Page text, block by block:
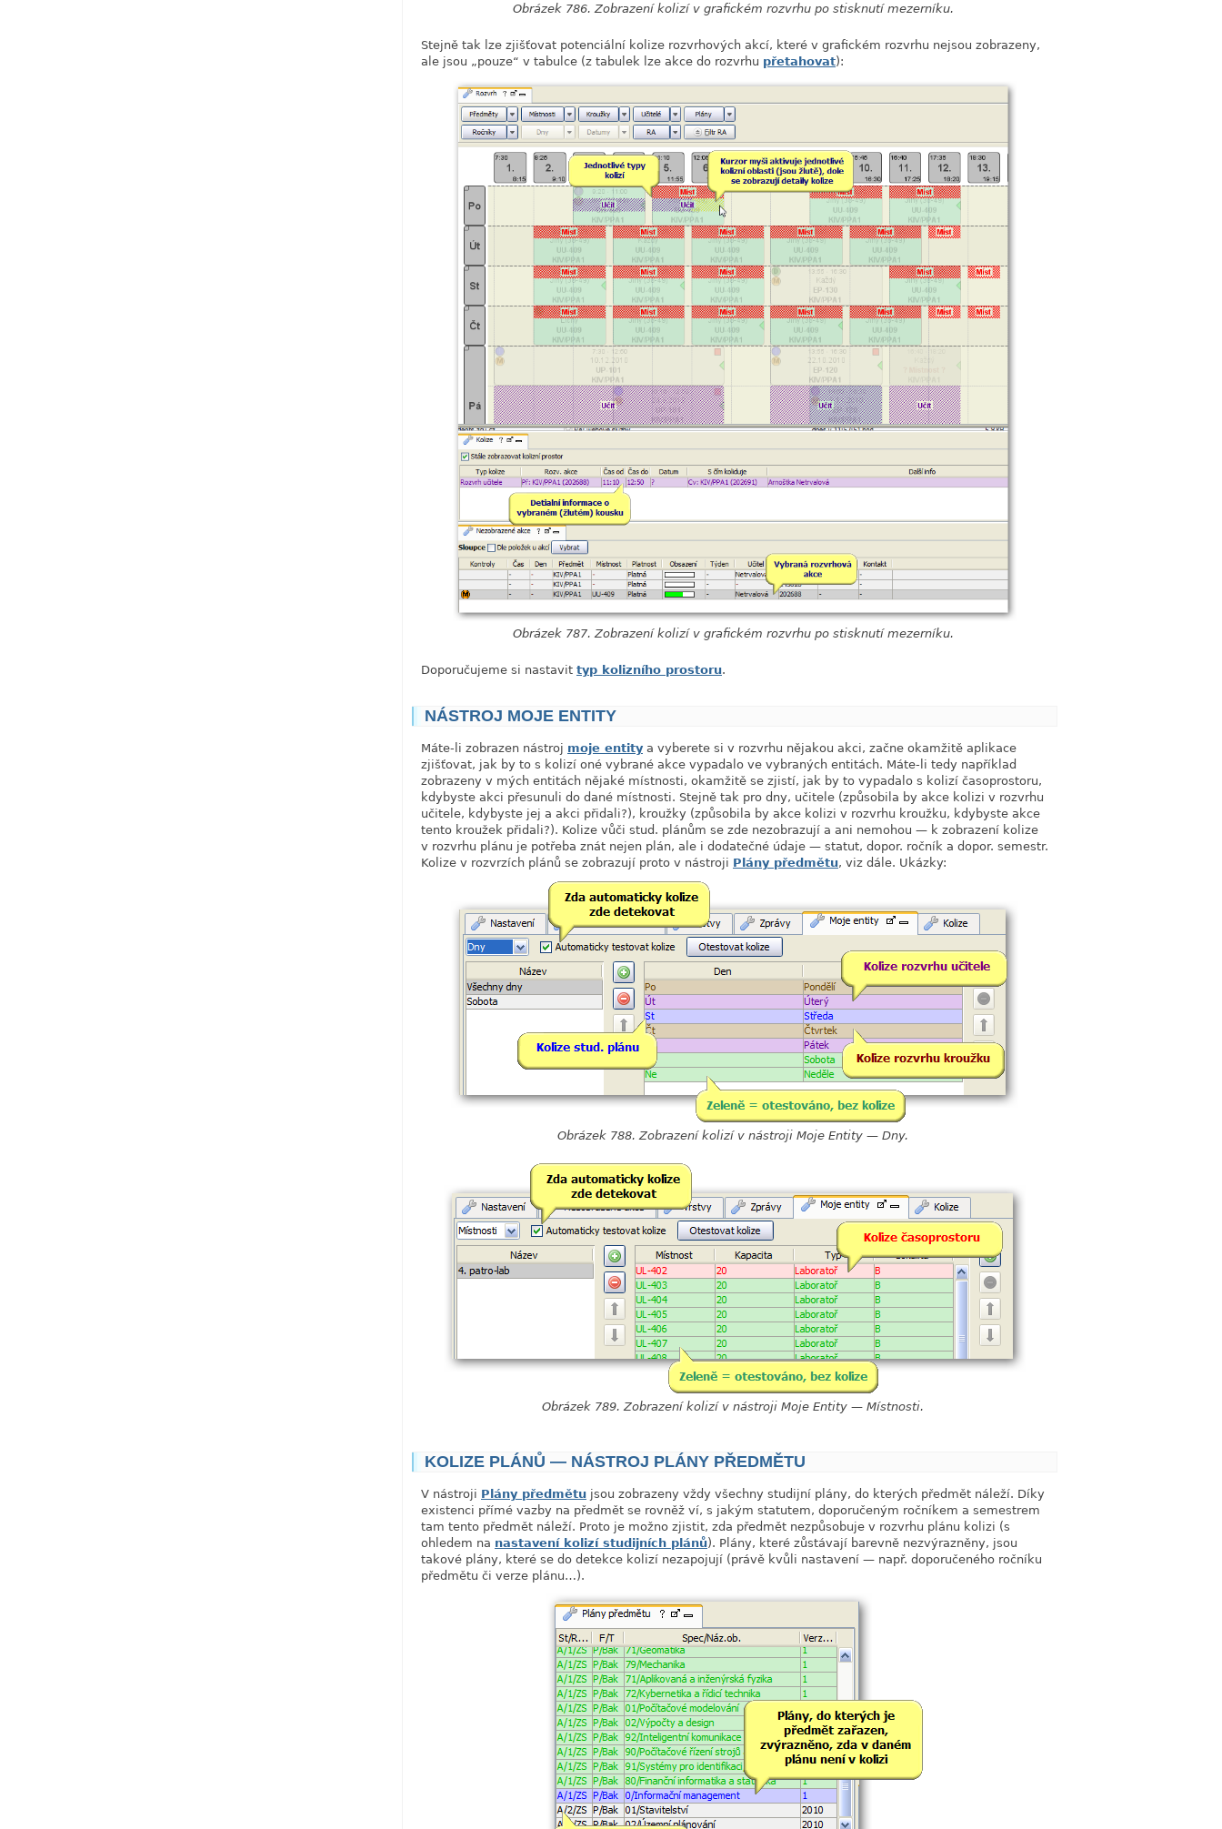
Obrázek 786. Zobrazení kolizí v grafickém rozvrhu po stisknutí mezerníku.
Stejně tak lze zjišťovat potenciální kolize rozvrhových akcí, které v grafickém rozvrhu nejsou zobrazeny,
ale jsou „pouze“ v tabulce (z tabulek lze akce do rozvrhu přetahovat):
Obrázek 787. Zobrazení kolizí v grafickém rozvrhu po stisknutí mezerníku.
Doporučujeme si nastavit typ kolizního prostoru.
NÁSTROJ MOJE ENTITY
Máte-li zobrazen nástroj moje entity a vyberete si v rozvrhu nějakou akci, začne okamžitě aplikace
zjišťovat, jak by to s kolizí oné vybrané akce vypadalo ve vybraných entitách. Máte-li tedy například
zobrazeny v mých entitách nějaké místnosti, okamžitě se zjistí, jak by to vypadalo s kolizí časoprostoru,
kdybyste akci přesunuli do dané místnosti. Stejně tak pro dny, učitele (způsobila by akce kolizi v rozvrhu
učitele, kdybyste jej a akci přidali?), kroužky (způsobila by akce kolizi v rozvrhu kroužku, kdybyste akce
tento kroužek přidali?). Kolize vůči stud. plánům se zde nezobrazují a ani nemohou — k zobrazení kolize
v rozvrhu plánu je potřeba znát nejen plán, ale i dodatečné údaje — statut, dopor. ročník a dopor. semestr.
Kolize v rozvrzích plánů se zobrazují proto v nástroji Plány předmětu, viz dále. Ukázky:
Obrázek 788. Zobrazení kolizí v nástroji Moje Entity — Dny.
Obrázek 789. Zobrazení kolizí v nástroji Moje Entity — Místnosti.
KOLIZE PLÁNŮ — NÁSTROJ PLÁNY PŘEDMĚTU
V nástroji Plány předmětu jsou zobrazeny vždy všechny studijní plány, do kterých předmět náleží. Díky
existenci přímé vazby na předmět se rovněž ví, s jakým statutem, doporučeným ročníkem a semestrem
tam tento předmět náleží. Proto je možno zjistit, zda předmět nezpůsobuje v rozvrhu plánu kolizi (s
ohledem na nastavení kolizí studijních plánů). Plány, které zůstávají barevně nezvýrazněny, jsou
takové plány, které se do detekce kolizí nezapojují (právě kvůli nastavení — např. doporučeného ročníku
předmětu či verze plánu…).